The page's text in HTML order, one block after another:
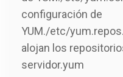
configuración de
YUM./etc/
alojan los
servidor.yum